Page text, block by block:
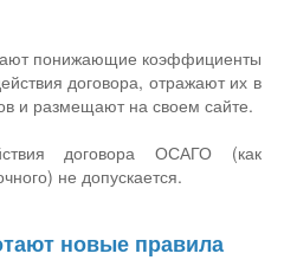
понижающие коэффициенты
договора, отражают их в
и размещают на своем сайте.
договора ОСАГО (как
не допускается.
новые правила